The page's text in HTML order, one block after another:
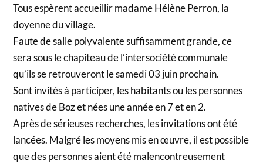
Tous espèrent accueillir madame Hélène Perron, la
doyenne du village.
Faute de salle polyvalente suffisamment grande, ce
sera sous le chapiteau de l’intersociété communale
qu’ils se retrouveront le samedi 03 juin prochain.
Sont invités à participer, les habitants ou les personnes
natives de Boz et nées une année en 7 et en 2.
Après de sérieuses recherches, les invitations ont été
lancées. Malgré les moyens mis en œuvre, il est possible
que des personnes aient été malencontreusement